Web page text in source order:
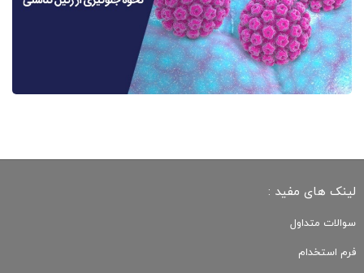
لینک های مفید :
سوالات متداول
فرم استخدام